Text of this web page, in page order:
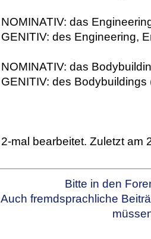
NOMINATIV: das
GENITIV: des Engineering,
NOMINATIV: das
GENITIV: des Bodybuildings
2-mal bearbeitet. Zuletzt am
Bitte in den
Auch fremdsprachliche